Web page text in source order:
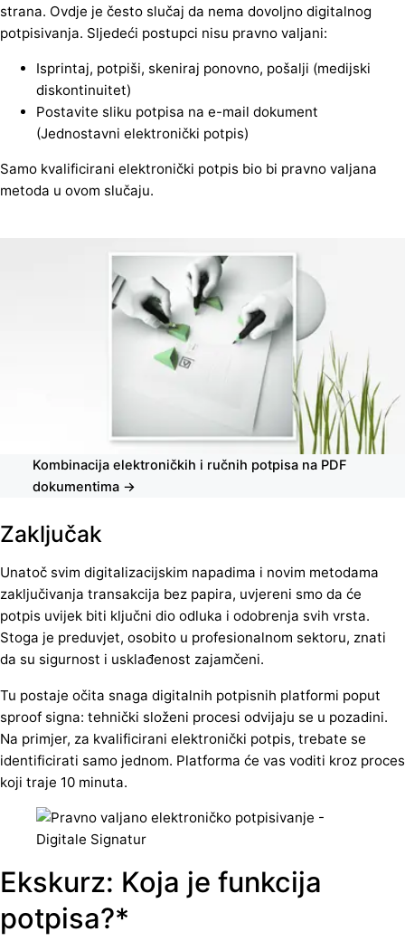
strana. Ovdje je često slučaj da nema dovoljno digitalnog
potpisivanja. Sljedeći postupci nisu pravno valjani:
Isprintaj, potpiši, skeniraj ponovno, pošalji (medijski
diskontinuitet)
Postavite sliku potpisa na e-mail dokument
(Jednostavni elektronički potpis)
Samo kvalificirani elektronički potpis bio bi pravno valjana
metoda u ovom slučaju.
Kombinacija elektroničkih i ručnih potpisa na PDF
dokumentima →
Zaključak
Unatoč svim digitalizacijskim napadima i novim metodama
zaključivanja transakcija bez papira, uvjereni smo da će
potpis uvijek biti ključni dio odluka i odobrenja svih vrsta.
Stoga je preduvjet, osobito u profesionalnom sektoru, znati
da su sigurnost i usklađenost zajamčeni.
Tu postaje očita snaga digitalnih potpisnih platformi poput
sproof signa: tehnički složeni procesi odvijaju se u pozadini.
Na primjer, za kvalificirani elektronički potpis, trebate se
identificirati samo jednom. Platforma će vas voditi kroz proces
koji traje 10 minuta.
Ekskurz: Koja je funkcija
potpisa?*